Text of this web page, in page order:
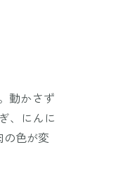
動かさず
、にんに
色が変